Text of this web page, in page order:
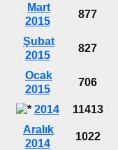
Mart
2015
877
Şubat
2015
827
Ocak
2015
706
2014 11413
Aralık
2014
1022